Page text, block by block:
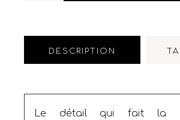
DESCRIPTION
Le détail qui fait la